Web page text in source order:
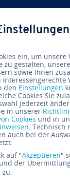
8, 7
ist auch
hat die
Jahren
kommt es für
mehr starten
ein, um unsere
zu gestalten,
sowie Ihnen
den Einstellungen
Cookies Sie
jederzeit
in unserer
Cookies und in
. Technisch
auch bei der
auf "Akzeptieren"
der
zu.